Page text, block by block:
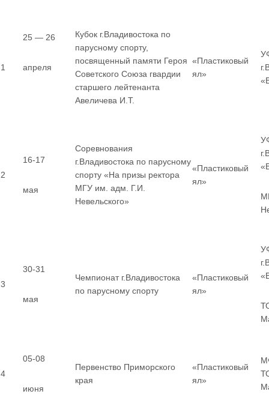
1
25 — 26
апреля
Кубок г.Владивостока по
парусному спорту,
посвященный памяти Героя
Советского Союза гвардии
старшего лейтенанта
Авеличева И.Т.
«Пластиковый
ял»
2
16-17
мая
Соревнования
г.Владивостока по парусному
спорту «На призы ректора
МГУ им. адм. Г.И.
Невельского»
«Пластиковый
ял»
3
30-31
мая
Чемпионат г.Владивостока
по парусному спорту
«Пластиковый
ял»
4
05-08
июня
Первенство Приморского
края
«Пластиковый
ял»